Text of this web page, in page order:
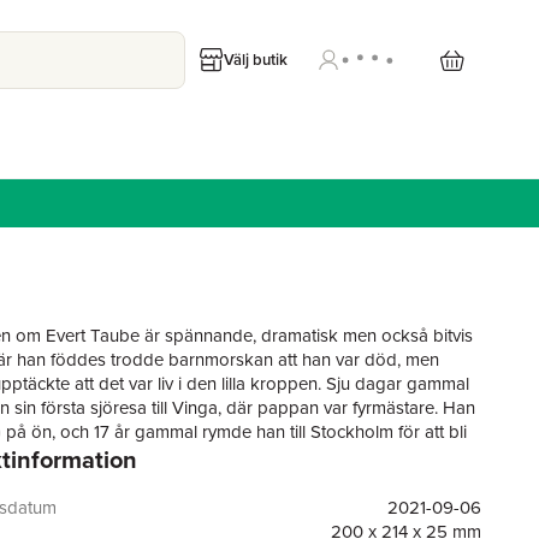
Välj butik
om Evert Taube är spännande, dramatisk men också bitvis
han föddes trodde barnmorskan att han var död, men
att det var liv i den lilla kroppen. Sju dagar gammal
sin första sjöresa till Vinga, där pappan var fyrmästare. Han
ön, och 17 år gammal rymde han till Stockholm för att bli
fick ett ultimatum av sin pappa – börja i internatskola
romantik och frierier, stormar och fiender,
och ritt över Pampas – beväpnad med pistol. Annika Thor
2021-09-06
200 x 214 x 25 mm